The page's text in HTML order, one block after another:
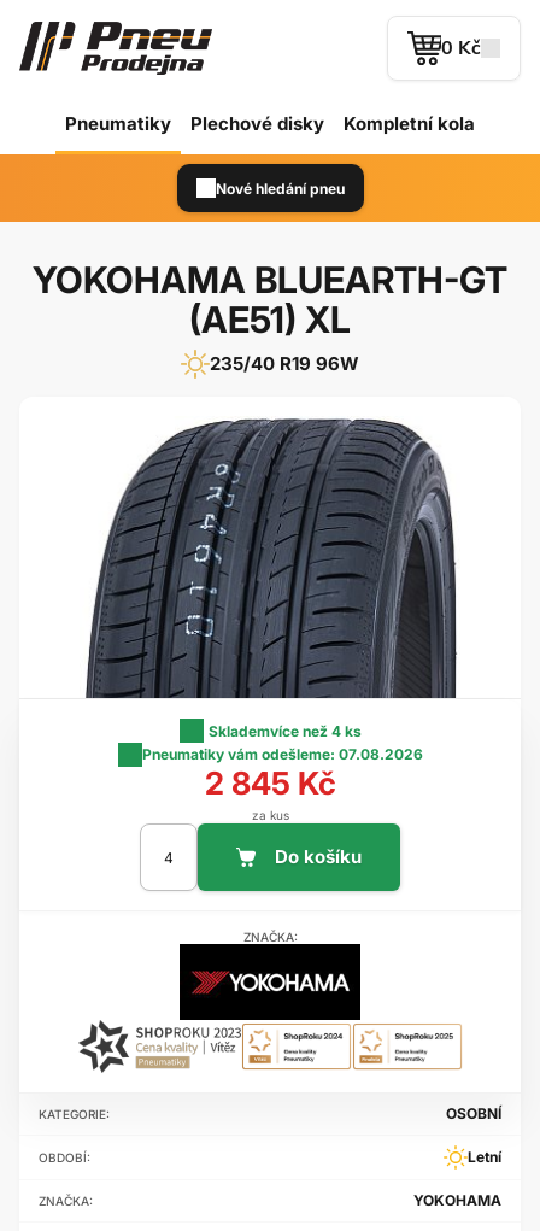
0 Kč
Pneumatiky Plechové disky Kompletní kola
Nové hledání pneu
YOKOHAMA BLUEARTH-GT
(AE51) XL
235/40 R19 96W
KATEGORIE: OSOBNÍ
OBDOBÍ: Letní
ZNAČKA: YOKOHAMA
Sklademvíce než 4 ks
Pneumatiky vám odešleme: 07.08.2026
2 845 Kč
za kus
ZNAČKA: